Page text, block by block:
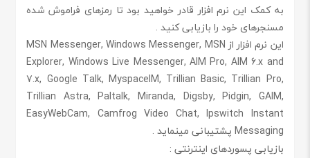
به کمک این نرم افزار قادر خواهید بود تا رمزهای فراموش شده
مسنجرهای خود را بازیابی کنید .
این نرم افزار از MSN Messenger, Windows Messenger, MSN
Explorer, Windows Live Messenger, AIM Pro, AIM 6.x and
7.x, Google Talk, MyspaceIM, Trillian Basic, Trillian Pro,
Trillian Astra, Paltalk, Miranda, Digsby, Pidgin, GAIM,
EasyWebCam, Camfrog Video Chat, Ipswitch Instant
Messaging پشتیبانی مینماید .
بازیابی پسوردهای اینترنتی :